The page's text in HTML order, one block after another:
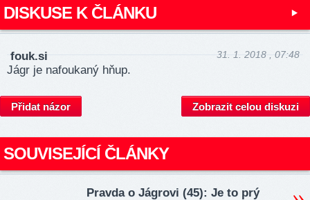
DISKUSE K ČLÁNKU
fouk.si 31. 1. 2018 , 07:48
Jágr je nafoukaný hňup.
Přidat názor Zobrazit celou diskuzi
SOUVISEJÍCÍ ČLÁNKY
Pravda o Jágrovi (45): Je to prý